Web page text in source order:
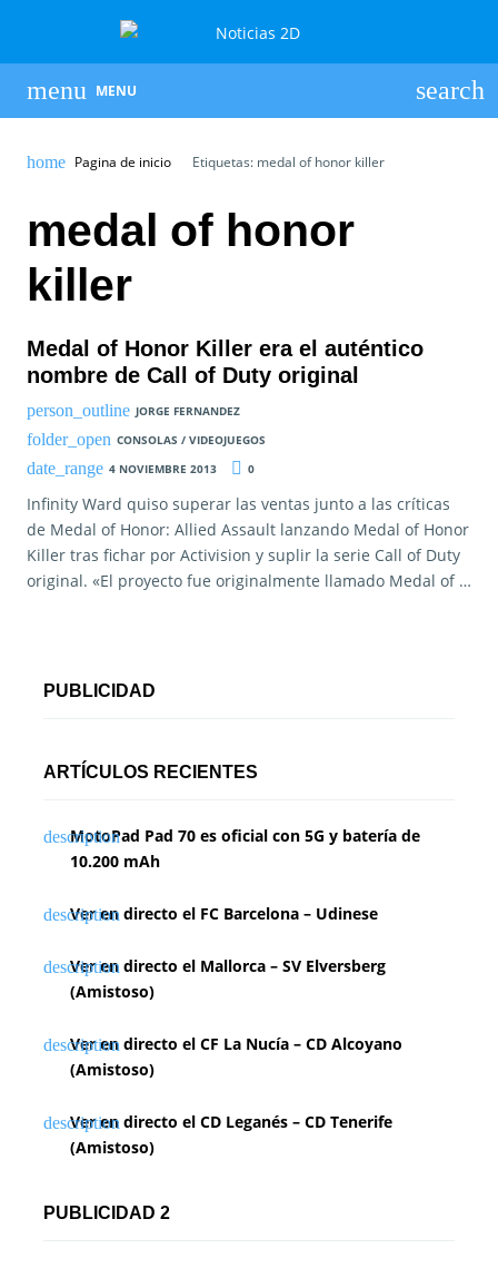
MENU
Pagina de inicio Etiquetas: medal of honor killer
medal of honor
killer
Medal of Honor Killer era el auténtico
nombre de Call of Duty original
JORGE FERNANDEZ
CONSOLAS / VIDEOJUEGOS
4 NOVIEMBRE 2013
0
Infinity Ward quiso superar las ventas junto a las críticas
de Medal of Honor: Allied Assault lanzando Medal of Honor
Killer tras fichar por Activision y suplir la serie Call of Duty
original. «El proyecto fue originalmente llamado Medal of …
PUBLICIDAD
ARTÍCULOS RECIENTES
MotoPad Pad 70 es oficial con 5G y batería de
10.200 mAh
Ver en directo el FC Barcelona – Udinese
Ver en directo el Mallorca – SV Elversberg
(Amistoso)
Ver en directo el CF La Nucía – CD Alcoyano
(Amistoso)
Ver en directo el CD Leganés – CD Tenerife
(Amistoso)
PUBLICIDAD 2